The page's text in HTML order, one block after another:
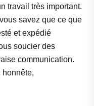
travail très important.
savez que ce que
et expédié
soucier des
communication.
honnête,